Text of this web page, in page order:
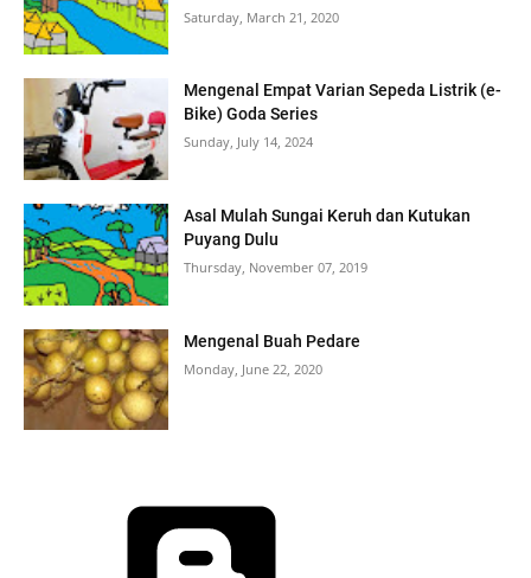
Saturday, March 21, 2020
Mengenal Empat Varian Sepeda Listrik (e-
Bike) Goda Series
Sunday, July 14, 2024
Asal Mulah Sungai Keruh dan Kutukan
Puyang Dulu
Thursday, November 07, 2019
Mengenal Buah Pedare
Monday, June 22, 2020